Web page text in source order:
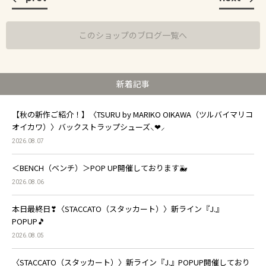
このショップのブログ一覧へ
新着記事
【秋の新作ご紹介！】〈TSURU by MARIKO OIKAWA（ツルバイマリコ
オイカワ）〉バックストラップシューズ⸜❤︎⸝
2026.08.07
＜BENCH（ベンチ）＞POP UP開催しております🐳
2026.08.06
本日最終日❣〈STACCATO（スタッカート）〉新ライン『J.』
POPUP🎵
2026.08.05
〈STACCATO（スタッカート）〉新ライン『J.』POPUP開催しており